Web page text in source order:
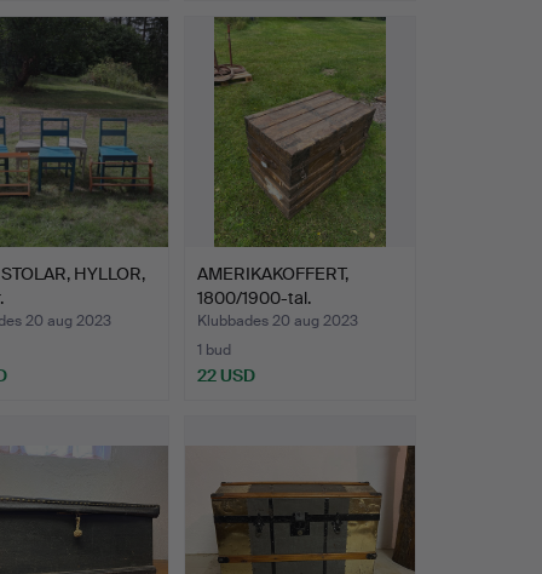
HYLLOR,
20 aug 2023
AMERIKAKOFFERT,
1800/1900-tal.
Klubbades 20 aug 2023
1 bud
22 USD